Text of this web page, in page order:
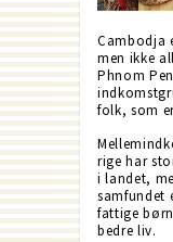
Cambodja
men ikke
Phnom
folk, som
rige har
i landet,
samfundet
fattige
bedre liv.